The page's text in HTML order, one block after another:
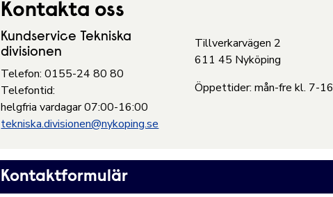
Kontakta oss
Kundservice Tekniska
divisionen
Telefon: 0155-24 80 80
Telefontid:
helgfria vardagar 07:00-16:00
tekniska.divisionen@nykoping.se
Tillverkarvägen 2
611 45 Nyköping
Öppettider: mån-fre kl. 7-16
Kontaktformulär